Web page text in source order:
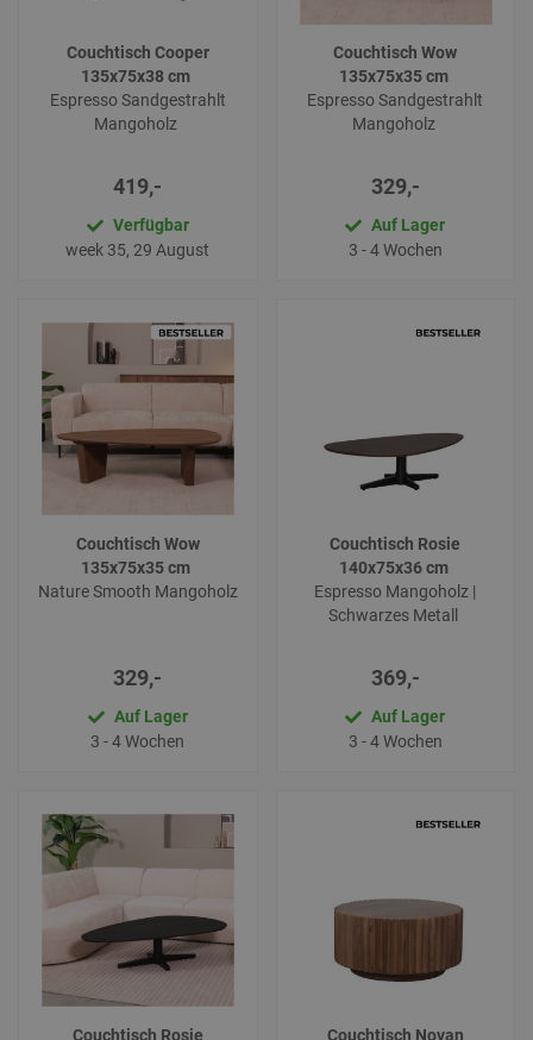
Couchtisch Cooper
135x75x38 cm
Espresso Sandgestrahlt
Mangoholz
419,-
Verfügbar
week 35, 29 August
Couchtisch Wow
135x75x35 cm
Espresso Sandgestrahlt
Mangoholz
329,-
Auf Lager
3 - 4 Wochen
Couchtisch Wow
135x75x35 cm
Nature Smooth Mangoholz
329,-
Auf Lager
3 - 4 Wochen
Couchtisch Rosie
140x75x36 cm
Espresso Mangoholz |
Schwarzes Metall
369,-
Auf Lager
3 - 4 Wochen
Couchtisch Rosie Couchtisch Novan